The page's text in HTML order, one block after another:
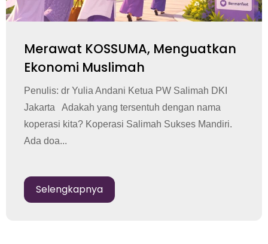
Merawat KOSSUMA, Menguatkan
Ekonomi Muslimah
Penulis: dr Yulia Andani Ketua PW Salimah DKI
Jakarta Adakah yang tersentuh dengan nama
koperasi kita? Koperasi Salimah Sukses Mandiri.
Ada doa...
Selengkapnya